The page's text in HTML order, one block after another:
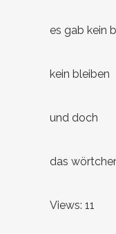
es gab kein
kein bleiben
und doch
das
Views: 11